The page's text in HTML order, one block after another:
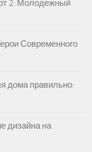
2: Молодежный
Современного
дома правильно:
дизайна на